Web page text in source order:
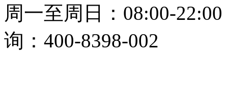
周一至周日：08:00-
询：400-8398-002